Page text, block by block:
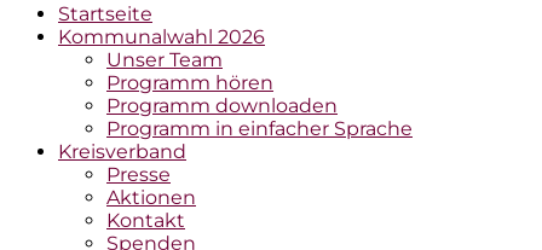
Startseite
Kommunalwahl 2026
Unser Team
Programm hören
Programm downloaden
Programm in einfacher Sprache
Kreisverband
Presse
Aktionen
Kontakt
Spenden